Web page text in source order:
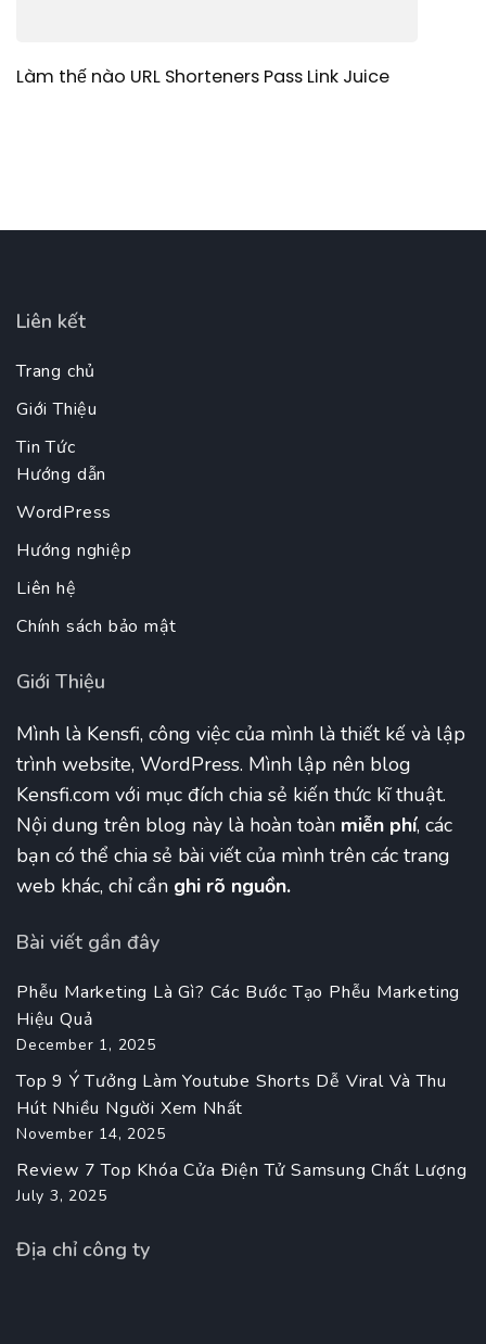
Làm thế nào URL Shorteners Pass Link Juice
Liên kết
Trang chủ
Giới Thiệu
Tin Tức
Hướng dẫn
WordPress
Hướng nghiệp
Liên hệ
Chính sách bảo mật
Giới Thiệu
Mình là Kensfi, công việc của mình là thiết kế và lập
trình website, WordPress. Mình lập nên blog
Kensfi.com với mục đích chia sẻ kiến thức kĩ thuật.
Nội dung trên blog này là hoàn toàn miễn phí, các
bạn có thể chia sẻ bài viết của mình trên các trang
web khác, chỉ cần ghi rõ nguồn.
Bài viết gần đây
Phễu Marketing Là Gì? Các Bước Tạo Phễu Marketing
Hiệu Quả
December 1, 2025
Top 9 Ý Tưởng Làm Youtube Shorts Dễ Viral Và Thu
Hút Nhiều Người Xem Nhất
November 14, 2025
Review 7 Top Khóa Cửa Điện Tử Samsung Chất Lượng
July 3, 2025
Địa chỉ công ty